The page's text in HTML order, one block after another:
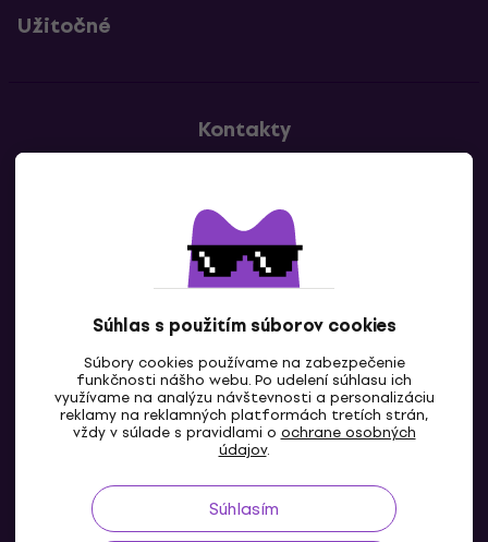
Súhlas s použitím súborov cookies
Súbory cookies používame na zabezpečenie
funkčnosti nášho webu. Po udelení súhlasu ich
využívame na analýzu návštevnosti a personalizáciu
reklamy na reklamných platformách tretích strán,
vždy v súlade s pravidlami o ochrane osobných
údajov.
Súhlasím
Užitočné
Kontakty
SK